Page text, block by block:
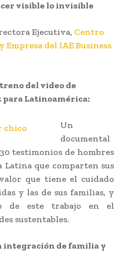
visible lo invisible
Ejecutiva, Centro
del IAE Business
del video de
para Latinoamérica:
Un
documental
testimonios de hombres
Latina que comparten sus
que tiene el cuidado
y las de sus familias, y
de este trabajo en el
sustentables.
integración de familia y